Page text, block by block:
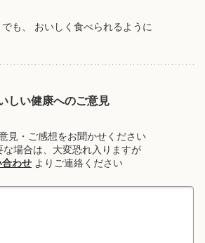
も、 おいしく食べられるように
しい健康へのご意見
見・ご感想をお聞かせください
な場合は、大変恐れ入りますが
わせ よりご連絡ください